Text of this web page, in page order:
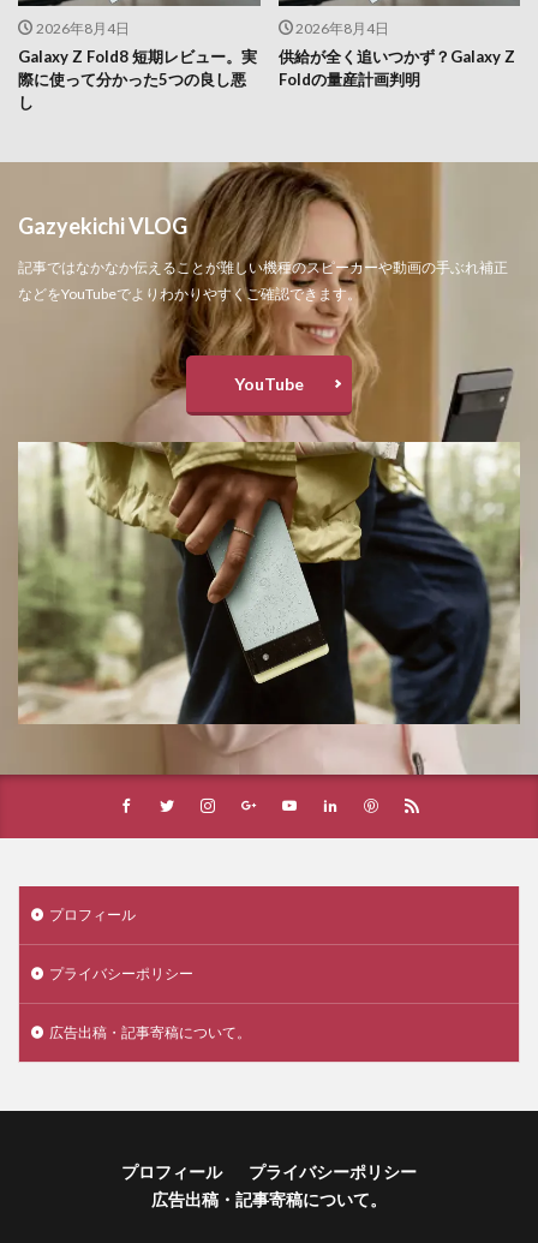
2026年8月4日
Galaxy Z Fold8 短期レビュー。実
際に使って分かった5つの良し悪
し
2026年8月4日
供給が全く追いつかず？Galaxy Z
Foldの量産計画判明
Gazyekichi VLOG
記事ではなかなか伝えることが難しい機種のスピーカーや動画の手ぶれ補正
などをYouTubeでよりわかりやすくご確認できます。
YouTube
プロフィール
プライバシーポリシー
広告出稿・記事寄稿について。
プロフィール
プライバシーポリシー
広告出稿・記事寄稿について。